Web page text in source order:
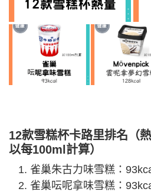
12款雪糕杯卡路里排名（
以每100ml計算）
雀巢朱古力味雪糕：
雀巢呍呢拿味雪糕：